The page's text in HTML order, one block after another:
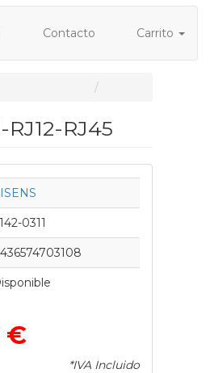
Contacto Carrito
RJ12-RJ45
0311
€
*IVA Incluido